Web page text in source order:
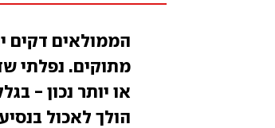
הממולאים דקים
מתוקים. נפלתי
או יותר נכון -
הולך לאכול